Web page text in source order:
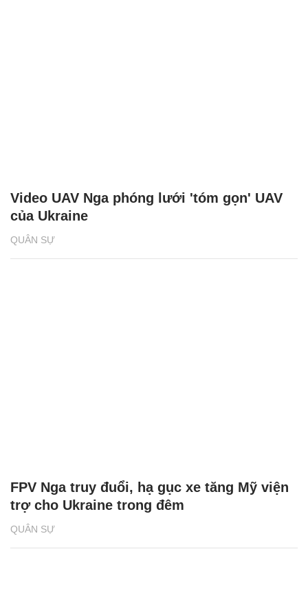
QUÂN SỰ
Video UAV Nga phóng lưới 'tóm gọn' UAV
của Ukraine
QUÂN SỰ
FPV Nga truy đuổi, hạ gục xe tăng Mỹ viện
trợ cho Ukraine trong đêm